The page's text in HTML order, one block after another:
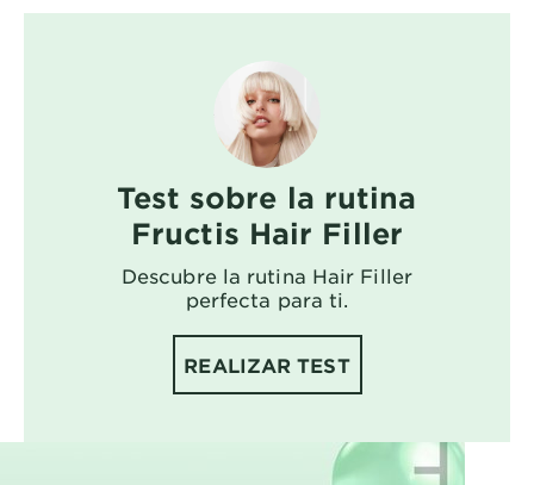
Test sobre la rutina
Fructis Hair Filler
Descubre la rutina Hair Filler
perfecta para ti.
REALIZAR TEST